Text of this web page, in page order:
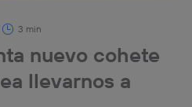
3 min
nuevo cohete
llevarnos a